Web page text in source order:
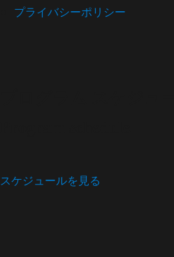
プライバシーポリシー
スケジュールを見る